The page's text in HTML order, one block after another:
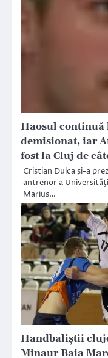
Haosul continuă
demisionat, iar
fost la Cluj de
Cristian Dulca şi-a
antrenor a
Marius…
Handbaliștii
Minaur Baia